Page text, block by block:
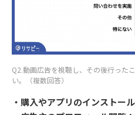
Q2.動画広告を視聴し、その後行った
い。（複数回答）
・購入やアプリのインストー